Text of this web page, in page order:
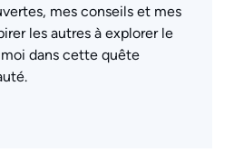
mes conseils et mes
les autres à explorer le
dans cette quête